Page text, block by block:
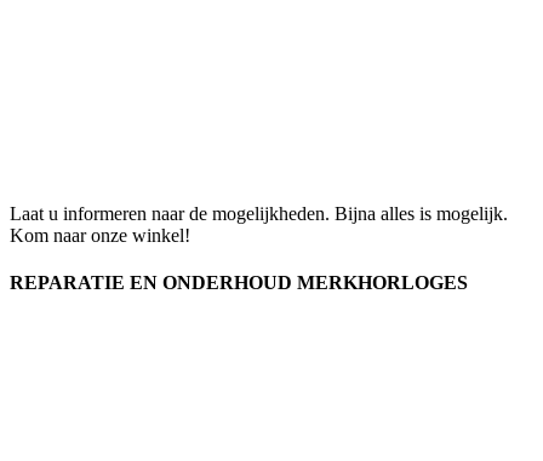
Laat u informeren naar de mogelijkheden. Bijna alles is mogelijk.
Kom naar onze winkel!
REPARATIE EN ONDERHOUD MERKHORLOGES